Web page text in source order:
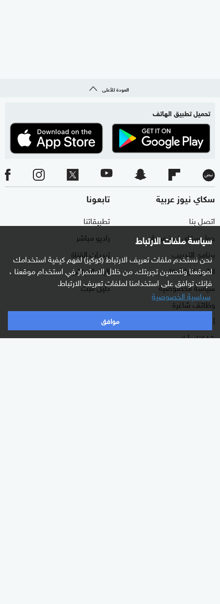
سياسة ملفات الارتباط
نحن نستخدم ملفات تعريف الارتباط (كوكيز) لفهم كيفية استخدامك
لموقعنا ولتحسين تجربتك. من خلال الاستمرار في استخدام موقعنا ،
فإنك توافق على استخدامنا لملفات تعريف الارتباط.
سياسية الخصوصية
موافق
العودة للأعلى
تحميل تطبيق الهاتف
سكاي نيوز عربية
اتصل بنا
حول سكاي نيوز عربية
برنامج التدريب
الشروط والأحكام
سياسة الخصوصية
وظائف شاغرة
أعلن معنا
شاركنا برأيك
تابعونا
تطبيقاتنا
راديو مباشر
ترددات القناة
البث المباشر
دليل البث